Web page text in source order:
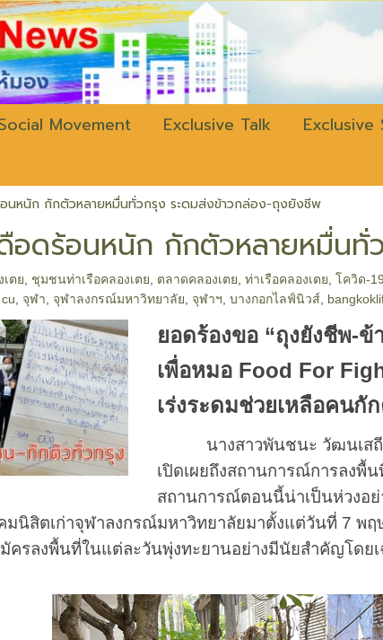
Movement Exclusive Talk Exclusive
นหนัก กักตัวหลายหมื่นทั่วกรุง ระดมส่งข้าวกล่อง-ถุงยังชีพ
อดร้อนหนัก กักตัวหลายหมื่น
ตย ชุมชนท่าเรือคลองเตย ตลาดคลองเตย ,ท่าเรือคลองเตย ,โควิด-19
,cu จุฬา จุฬาลงกรณ์มหาวิทยาลัย จุฬาฯ ,บางกอกไลฟ์นิวส์
ยอดร้องขอ “ถุงยังชีพ-ข้
เพื่อหมอ Food For
เร่งระดมช่วยเหลือคน
นางสาวพันชนะ วัฒนเสถียร
เปิดเผยถึงสถานการณ์การลง
สถานการณ์ตอนนี้น่าเป็นห่วงอย่
มนิสิตเก่าจุฬาลงกรณ์มหาวิทยาลัยมาตั้งแต่วันที่ 7 พ
รลงพื้นที่ในแต่ละวันพุ่งทะยานอย่างมีนัยสำคัญโดย